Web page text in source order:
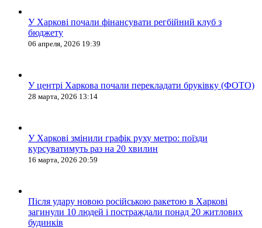
У Харкові почали фінансувати регбійний клуб з
бюджету
06 апреля, 2026 19:39
У центрі Харкова почали перекладати бруківку (ФОТО)
28 марта, 2026 13:14
У Харкові змінили графік руху метро: поїзди
курсуватимуть раз на 20 хвилин
16 марта, 2026 20:59
Після удару новою російською ракетою в Харкові
загинули 10 людей і постраждали понад 20 житлових
будинків